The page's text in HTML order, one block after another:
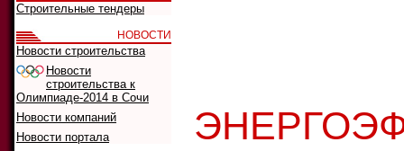
Строительные тендеры
НОВОСТИ
Новости строительства
Новости
строительства к
Олимпиаде-2014 в Сочи
Новости компаний
Новости портала